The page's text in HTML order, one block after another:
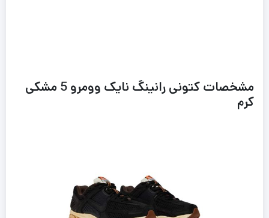
مشخصات کتونی رانینگ نایک وومرو 5 مشکی
کرم